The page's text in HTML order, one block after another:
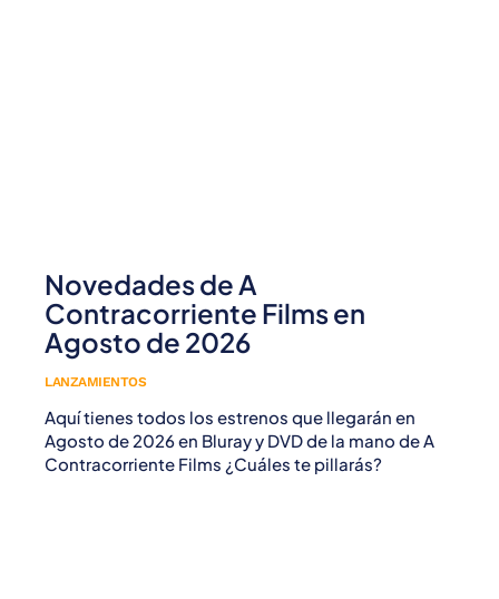
Novedades de A
Contracorriente Films en
Agosto de 2026
LANZAMIENTOS
Aquí tienes todos los estrenos que llegarán en
Agosto de 2026 en Bluray y DVD de la mano de A
Contracorriente Films ¿Cuáles te pillarás?